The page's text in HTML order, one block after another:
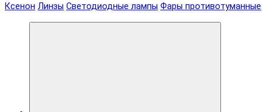
Ксенон Линзы Светодиодные лампы Фары противотуманные